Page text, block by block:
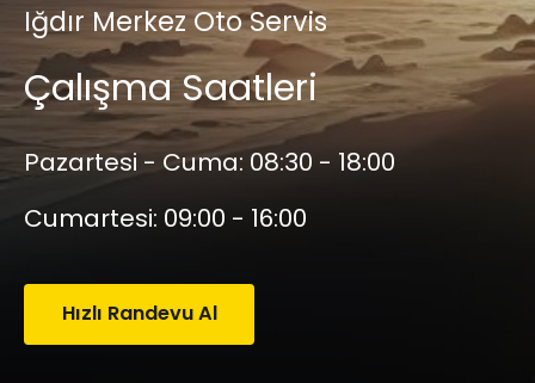
Iğdır Merkez Oto Servis
Çalışma Saatleri
Pazartesi - Cuma: 08:30 - 18:00
Cumartesi: 09:00 - 16:00
Hızlı Randevu Al